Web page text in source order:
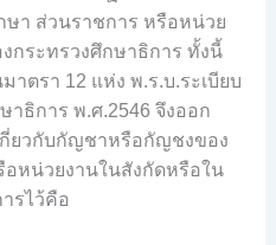
า ส่วนราชการ หรือหน่วย
กระทรวงศึกษาธิการ ทั้งนี้
ตรา 12 แห่ง พ.ร.บ.ระเบียบ
าธิการ พ.ศ.2546 จึงออก
ยวกับกัญชาหรือกัญชงของ
หน่วยงานในสังกัดหรือใน
รไว้คือ